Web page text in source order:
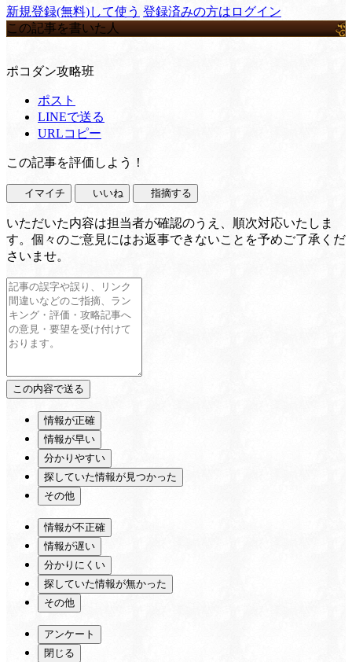
新規登録(無料)して使う 登録済みの方はログイン
この記事を書いた人
ポコダン攻略班
ポスト
LINEで送る
URLコピー
この記事を評価しよう！
イマイチ いいね 指摘する
いただいた内容は担当者が確認のうえ、順次対応いたしま
す。個々のご意見にはお返事できないことを予めご了承くだ
さいませ。
情報が正確
情報が早い
分かりやすい
探していた情報が見つかった
その他
情報が不正確
情報が遅い
分かりにくい
探していた情報が無かった
その他
アンケート
閉じる